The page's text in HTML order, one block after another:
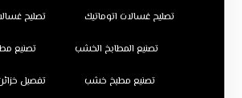
تصليح غسالات اتوماتيك تصليح
تصنيع المطابخ الخشب تصنيع
تصنيع مطبخ خشب تفصيل